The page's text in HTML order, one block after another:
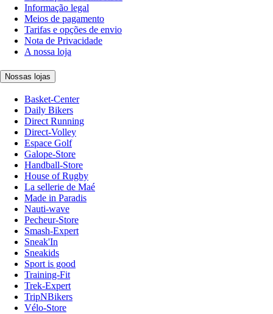
Informação legal
Meios de pagamento
Tarifas e opções de envio
Nota de Privacidade
A nossa loja
Nossas lojas
Basket-Center
Daily Bikers
Direct Running
Direct-Volley
Espace Golf
Galope-Store
Handball-Store
House of Rugby
La sellerie de Maé
Made in Paradis
Nauti-wave
Pecheur-Store
Smash-Expert
Sneak'In
Sneakids
Sport is good
Training-Fit
Trek-Expert
TripNBikers
Vélo-Store